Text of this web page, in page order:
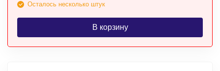
Осталось несколько штук
В корзину